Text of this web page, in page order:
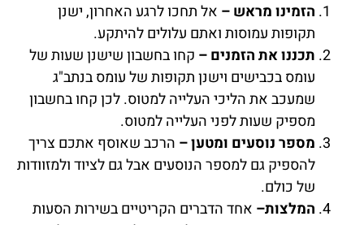
הזמינו מראש – אל תחכו לרגע האחרון, ישנן
תקופות עמוסות ואתם עלולים להיתקע.
תכננו את הזמנים – קחו בחשבון שישנן שעות של
עומס בכבישים וישנן תקופות של עומס בנתב"ג
שמעכב את הליכי העלייה למטוס. לכן קחו בחשבון
מספיק שעות לפני העלייה למטוס.
מספר נוסעים ומטען – הרכב שאוסף אתכם צריך
להספיק גם למספר הנוסעים אבל גם לציוד ולמזוודות
של כולם.
המלצות– אחד הדברים הקריטיים בשירות הסעות